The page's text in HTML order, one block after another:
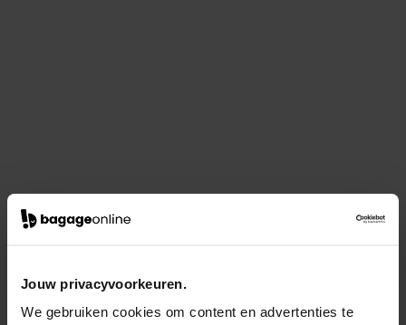
Jouw privacyvoorkeuren.
We gebruiken cookies om content en advertenties te